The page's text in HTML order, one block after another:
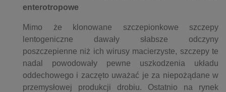
enterotropowe
Mimo że klonowane szczepionkowe szczepy
lentogeniczne dawały słabsze odczyny
poszczepienne niż ich wirusy macierzyste, szczepy te
nadal powodowały pewne uszkodzenia układu
oddechowego i zaczęto uważać je za niepożądane w
przemysłowej produkcji drobiu. Ostatnio na rynek